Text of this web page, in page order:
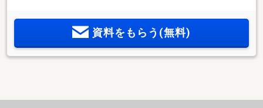
量WIC、スマートキー、TVモニターホンなど憧れの先進設備
が満載。1坪以上の広々浴室、シャワー付洗面台、温水洗浄便
市ガス×省エネ給湯器」で毎月のコストも賢く削減。地盤調査
資料をもらう(無料)